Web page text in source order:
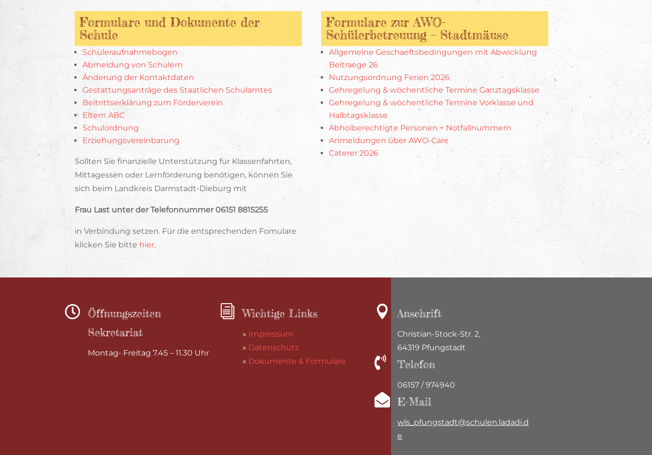
Formulare und Dokumente der
Schule
Schüleraufnahmebogen
Abmeldung von Schülern
Änderung der Kontaktdaten
Gestattungsanträge des Staatlichen Schulamtes
Beitrittserklärung zum Förderverein
Eltern ABC
Schulordnung
Erziehungsvereinbarung
Sollten Sie finanzielle Unterstützung für Klassenfahrten,
Mittagessen oder Lernförderung benötigen, können Sie
sich beim Landkreis Darmstadt-Dieburg mit
Frau Last unter der Telefonnummer 06151 8815255
in Verbindung setzen. Für die entsprechenden Fomulare
klicken Sie bitte hier.
Formulare zur AWO-
Schülerbetreuung – Stadtmäuse
Allgemeine Geschaeftsbedingungen mit Abwicklung
Beitraege 26
Nutzungsordnung Ferien 2026
Gehregelung & wöchentliche Termine Ganztagsklasse
Gehregelung & wöchentliche Termine Vorklasse und
Halbtagsklasse
Abholberechtigte Personen + Notfallnummern
Anmeldungen über AWO-Care
Caterer 2026

Öffnungszeiten
Sekretariat
Montag- Freitag 7.45 – 11.30 Uhr
i Wichtige Links
» Impressum
» Datenschutz
» Dokumente & Formulare
 Anschrift
Christian-Stock-Str. 2,
64319 Pfungstadt
 Telefon
06157 / 974940
 E-Mail
wls_pfungstadt@schulen.ladadi.d
e